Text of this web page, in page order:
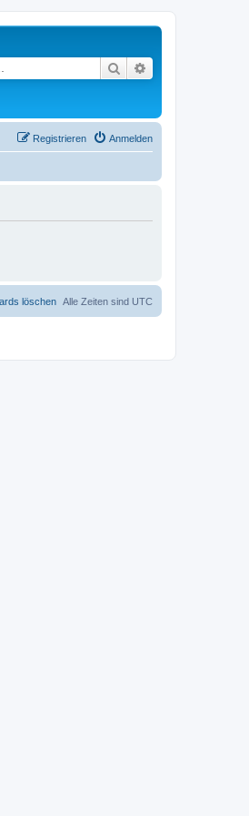
Suche
Anmelden
Registrieren
Alle Zeiten sind UTC
löschen